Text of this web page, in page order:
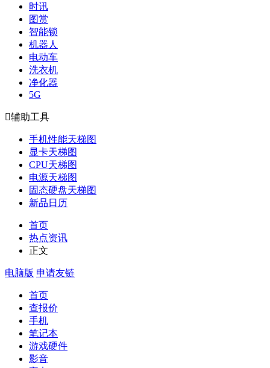
时讯
图赏
智能锁
机器人
电动车
洗衣机
净化器
5G
辅助工具
手机性能天梯图
显卡天梯图
CPU天梯图
电源天梯图
固态硬盘天梯图
新品日历
首页
热点资讯
正文
电脑版 申请友链
首页
查报价
手机
笔记本
游戏硬件
影音